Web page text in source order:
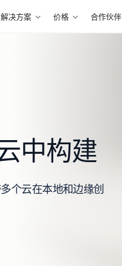
解决方案 价格 合作伙伴
中构建
个云在本地和边缘创